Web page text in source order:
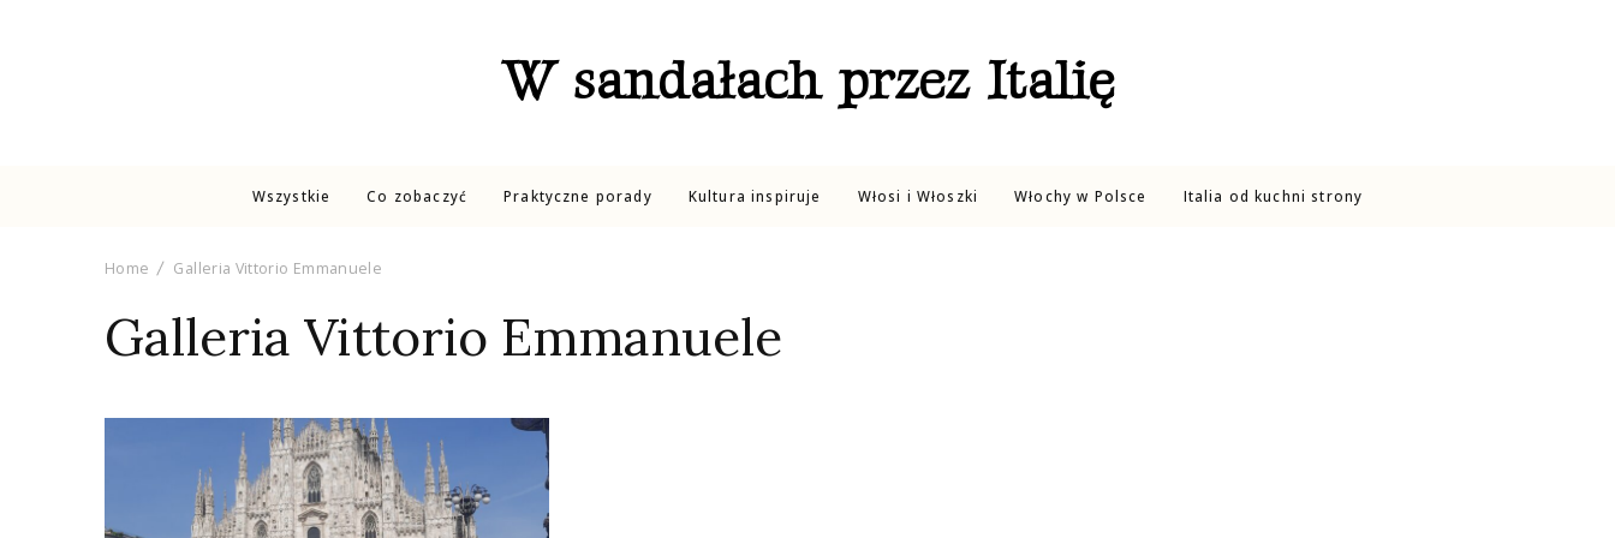
W sandałach przez Italię
Wszystkie Co zobaczyć Praktyczne porady Kultura inspiruje Włosi i Włoszki Włochy w Polsce Italia od kuchni strony
Home Galleria Vittorio Emmanuele
Galleria Vittorio Emmanuele